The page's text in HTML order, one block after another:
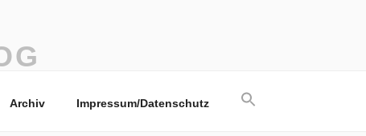
Archiv Impressum/Datenschutz